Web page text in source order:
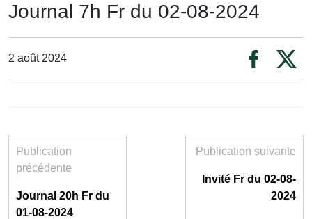
Journal 7h Fr du 02-08-2024
2 août 2024
Publication
précédente
Journal 20h Fr du
01-08-2024
Publication suivante
Invité Fr du 02-08-
2024